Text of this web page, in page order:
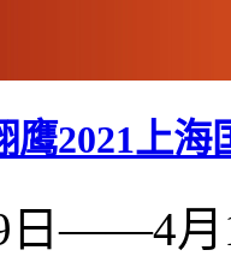
2021上海
日——4月